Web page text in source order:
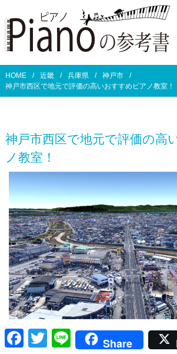
HOME 近畿 兵庫県
神戸市
神戸市西区で地元で評価の高いおすすめピアノ教室！
神戸市西区で地元で評価の高
ノ教室！
F
T
Li
Share